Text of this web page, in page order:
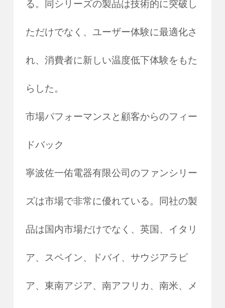
る。同シリーズの製品は技術的に突破し
ただけでなく、ユーザー体験に最適化さ
れ、消費者に新しい温度低下体験をもた
らした。
市場パフォーマンスと顧客からのフィー
ドバック
寧波佐一佑電器有限公司のファンシリー
ズは市場で非常に優れている。同社の製
品は国内市場だけでなく、英国、イタリ
ア、スペイン、ドバイ、サウジアラビ
ア、東南アジア、南アフリカ、南米、メ